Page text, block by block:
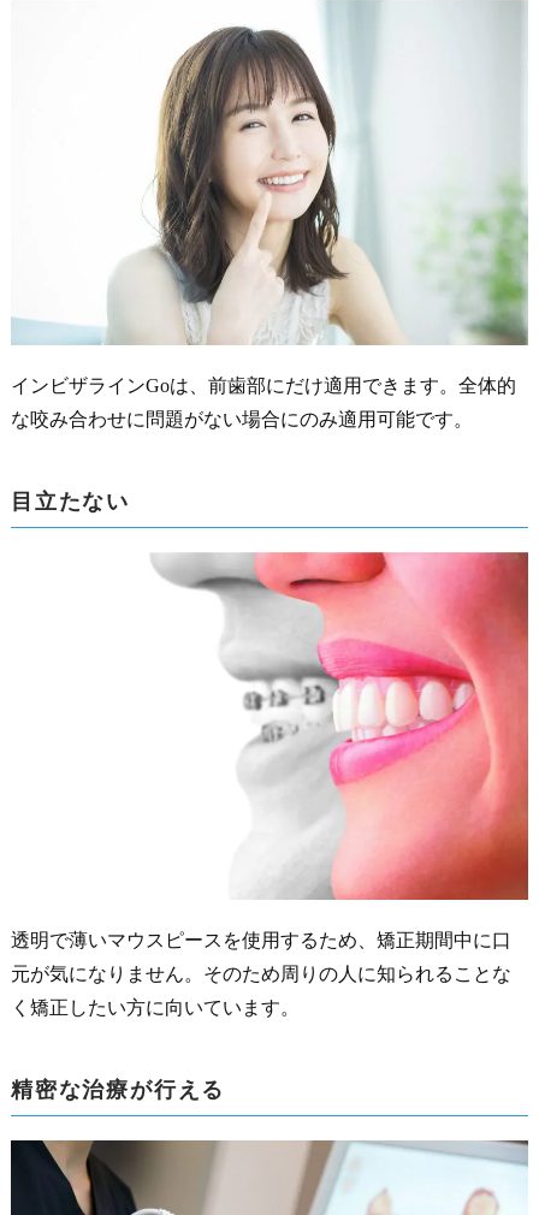
インビザラインGoは、前歯部にだけ適用できます。全体的
な咬み合わせに問題がない場合にのみ適用可能です。
目立たない
透明で薄いマウスピースを使用するため、矯正期間中に口
元が気になりません。そのため周りの人に知られることな
く矯正したい方に向いています。
精密な治療が行える